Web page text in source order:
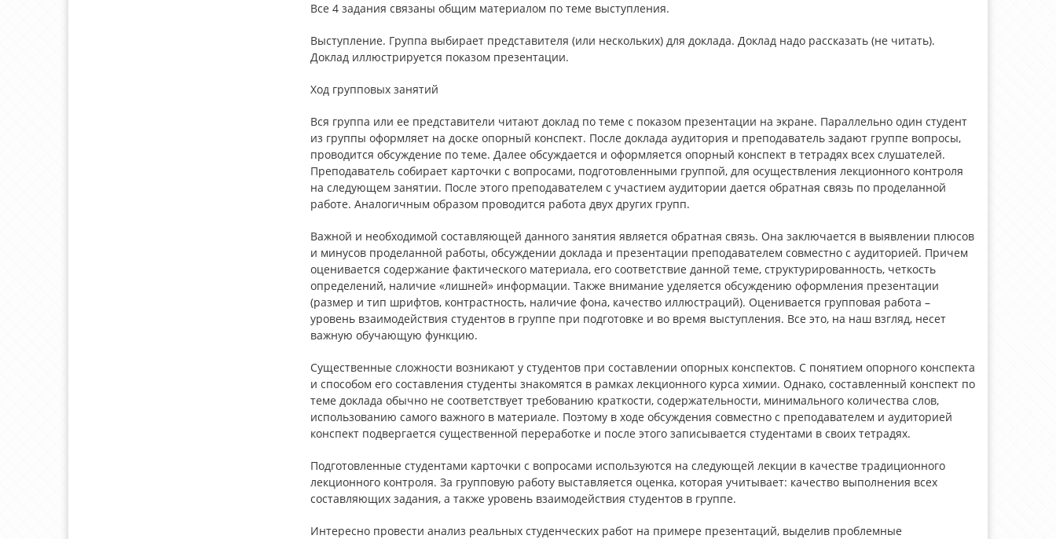
Все 4 задания связаны общим материалом по теме выступления.
Выступление. Группа выбирает представителя (или нескольких) для доклада. Доклад надо рассказать (не читать).
Доклад иллюстрируется показом презентации.
Ход групповых занятий
Вся группа или ее представители читают доклад по теме с показом презентации на экране. Параллельно один студент
из группы оформляет на доске опорный конспект. После доклада аудитория и преподаватель задают группе вопросы,
проводится обсуждение по теме. Далее обсуждается и оформляется опорный конспект в тетрадях всех слушателей.
Преподаватель собирает карточки с вопросами, подготовленными группой, для осуществления лекционного контроля
на следующем занятии. После этого преподавателем с участием аудитории дается обратная связь по проделанной
работе. Аналогичным образом проводится работа двух других групп.
Важной и необходимой составляющей данного занятия является обратная связь. Она заключается в выявлении плюсов
и минусов проделанной работы, обсуждении доклада и презентации преподавателем совместно с аудиторией. Причем
оценивается содержание фактического материала, его соответствие данной теме, структурированность, четкость
определений, наличие «лишней» информации. Также внимание уделяется обсуждению оформления презентации
(размер и тип шрифтов, контрастность, наличие фона, качество иллюстраций). Оценивается групповая работа –
уровень взаимодействия студентов в группе при подготовке и во время выступления. Все это, на наш взгляд, несет
важную обучающую функцию.
Существенные сложности возникают у студентов при составлении опорных конспектов. С понятием опорного конспекта
и способом его составления студенты знакомятся в рамках лекционного курса химии. Однако, составленный конспект по
теме доклада обычно не соответствует требованию краткости, содержательности, минимального количества слов,
использованию самого важного в материале. Поэтому в ходе обсуждения совместно с преподавателем и аудиторией
конспект подвергается существенной переработке и после этого записывается студентами в своих тетрадях.
Подготовленные студентами карточки с вопросами используются на следующей лекции в качестве традиционного
лекционного контроля. За групповую работу выставляется оценка, которая учитывает: качество выполнения всех
составляющих задания, а также уровень взаимодействия студентов в группе.
Интересно провести анализ реальных студенческих работ на примере презентаций, выделив проблемные